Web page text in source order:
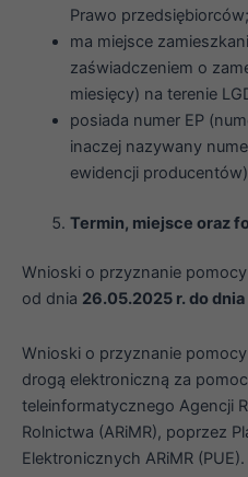
Prawo przedsiębiorców;
ma miejsce
zaświadczeniem o
miesięcy) na terenie
posiada numer EP
inaczej nazywany
ewidencji
Termin, miejsce oraz
Wnioski o przyznanie
od dnia 26.05.2025 r. do dnia
Wnioski o przyznanie pomocy
drogą elektroniczną za
teleinformatycznego Agencji
Rolnictwa (ARiMR), poprzez
Elektronicznych ARiMR (PUE).